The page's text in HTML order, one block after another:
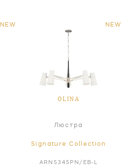
NEW NEW
OLINA
Люстра
Signature Collection
ARN5345PN/EB-L